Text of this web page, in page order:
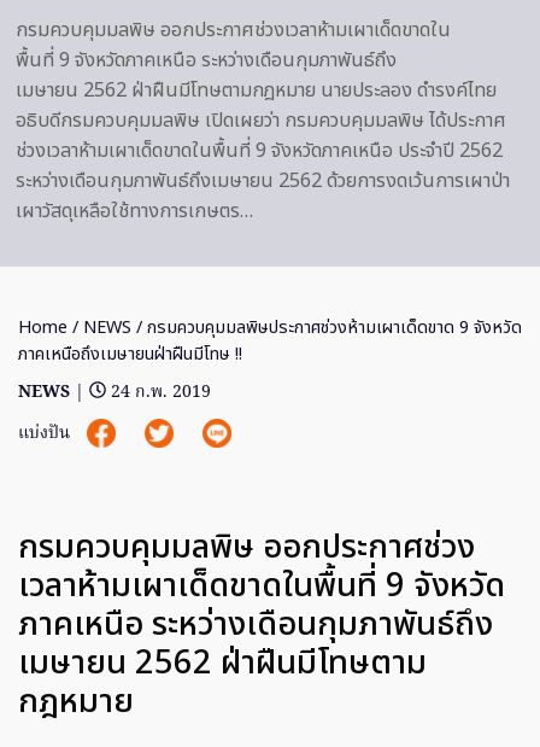
กรมควบคุมมลพิษ ออกประกาศช่วงเวลาห้ามเผาเด็ดขาดใน
พื้นที่ 9 จังหวัดภาคเหนือ ระหว่างเดือนกุมภาพันธ์ถึง
เมษายน 2562 ฝ่าฝืนมีโทษตามกฎหมาย นายประลอง ดำรงค์ไทย
อธิบดีกรมควบคุมมลพิษ เปิดเผยว่า กรมควบคุมมลพิษ ได้ประกาศ
ช่วงเวลาห้ามเผาเด็ดขาดในพื้นที่ 9 จังหวัดภาคเหนือ ประจำปี 2562
ระหว่างเดือนกุมภาพันธ์ถึงเมษายน 2562 ด้วยการงดเว้นการเผาป่า
เผาวัสดุเหลือใช้ทางการเกษตร…
Home / NEWS / กรมควบคุมมลพิษประกาศช่วงห้ามเผาเด็ดขาด 9 จังหวัด
ภาคเหนือถึงเมษายนฝ่าฝืนมีโทษ !!
NEWS |
24 ก.พ. 2019
แบ่งปัน
กรมควบคุมมลพิษ ออกประกาศช่วง
เวลาห้ามเผาเด็ดขาดในพื้นที่ 9 จังหวัด
ภาคเหนือ ระหว่างเดือนกุมภาพันธ์ถึง
เมษายน 2562 ฝ่าฝืนมีโทษตาม
กฎหมาย